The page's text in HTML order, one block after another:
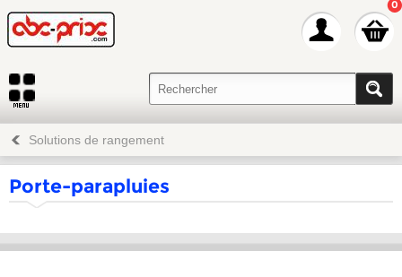
0
Solutions de rangement
Porte-parapluies